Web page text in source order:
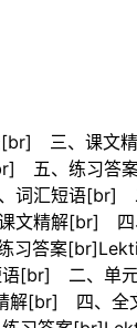
三、课文
五、练习
汇短语[br]
精解[br] 四
习答案
[br] 二、单
[br] 四、全